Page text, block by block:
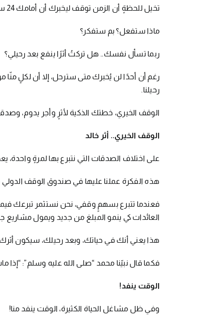
تخيل للحظةٍ أن الزمن توقف ليخبرك أن أمامك 24 ساعةً فقط في هذه الدنيا.
ماذا ستفعل؟ بم ستفكر؟
ربما تسأل نفسك.. هل تركتُ أثرًا ينفع بعد رحيلي؟
رغم أن أحدًا لن يُخبرك متى سترحل، إلا أن لكلٍ منّا
رحيلنا.
الوقف الخيري، خطتك الذكية لأثرٍ وأجر يدوم،
الوقف الخيري.. أثر خالد
على اختلاف الصدقات التي نتبرع بها لمرةٍ واحدة،
هذه الفكرة عملنا عليها في صندوق الوقف
فعندما تتبرع بسهمٍ وقفي، نحن نستثمر تبرعك فيما
العائدات كي ينمو المبلغ من جديد ويمول مشاريع
هذا يعني أنك في حياتك، وبعد رحيلك، سيكون
فكما قال نبيّنا محمد “صلى الله عليه وسلم”: “إذا
الوقت ينفد!
وفي ظل مشاغل الحياة الكثيرة، الوقت ينفد منا!